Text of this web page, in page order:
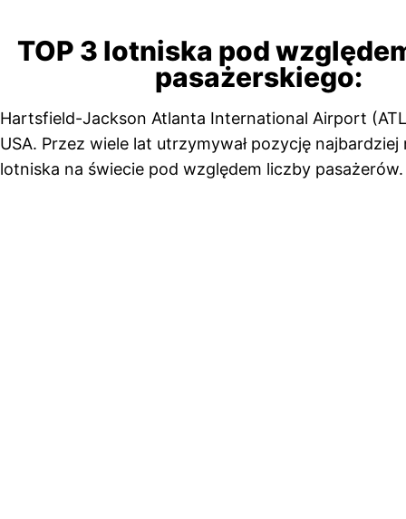
TOP 3 lotniska pod
pasażerskiego:
Hartsfield-Jackson Atlanta International Airport
USA. Przez wiele lat utrzymywał pozycję
lotniska na świecie pod względem liczby pasażerów.